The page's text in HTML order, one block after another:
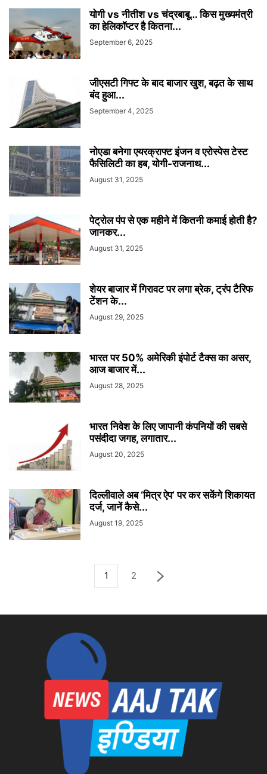
योगी vs नीतीश vs चंद्रबाबू… किस मुख्यमंत्री
का हेलिकॉप्टर है कितना...
September 6, 2025
जीएसटी गिफ्ट के बाद बाजार खुश, बढ़त के साथ
बंद हुआ...
September 4, 2025
नोएडा बनेगा एयरक्राफ्ट इंजन व एरोस्पेस टेस्ट
फैसिलिटी का हब, योगी-राजनाथ...
August 31, 2025
पेट्रोल पंप से एक महीने में कितनी कमाई होती है?
जानकर...
August 31, 2025
शेयर बाजार में गिरावट पर लगा ब्रेक, ट्रंप टैरिफ
टेंशन के...
August 29, 2025
भारत पर 50% अमेरिकी इंपोर्ट टैक्स का असर,
आज बाजार में...
August 28, 2025
भारत निवेश के लिए जापानी कंपनियों की सबसे
पसंदीदा जगह, लगातार...
August 20, 2025
दिल्लीवाले अब ‘मित्र ऐप’ पर कर सकेंगे शिकायत
दर्ज, जानें कैसे...
August 19, 2025
1 2